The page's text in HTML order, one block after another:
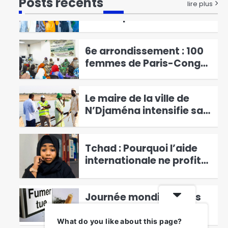
lire plus
4
Les membres du bureau
du MPS pour le
département de Kléta
5
6e arrondissement : 100
femmes de Paris-Congo
et de Moursal se forment
manioc en attiéké
6
Le maire de la ville de
N’Djaména intensifie sa
l’inondation
1
Tchad : Pourquoi l’aide
internationale ne profite
2
Journée mondiale sans
l’attrait : lutter contre la
What do you like about this page?